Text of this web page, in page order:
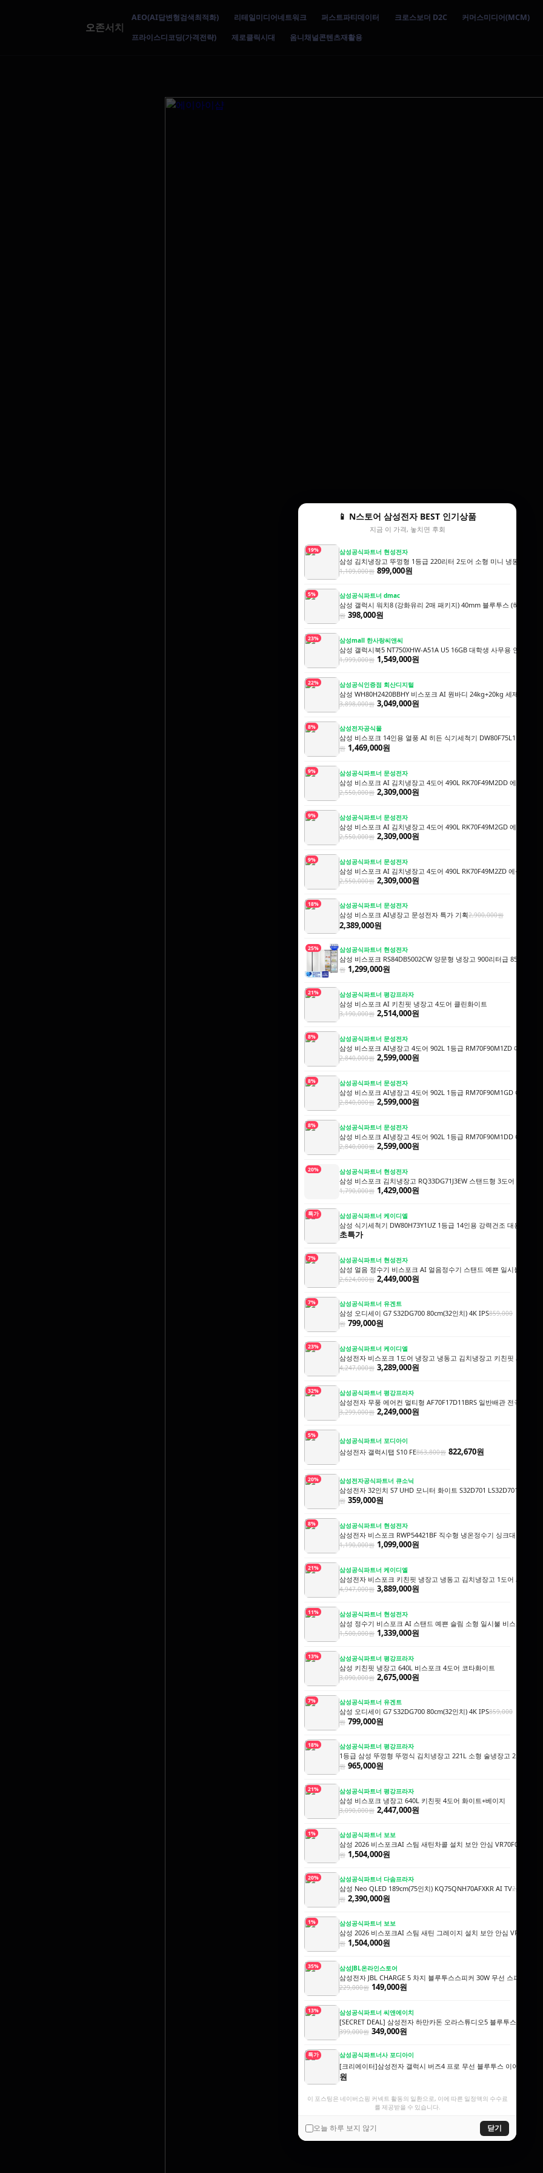
📱 N스토어 삼성전자 BEST 인기상품
지금 이 가격, 놓치면 후회
19% 삼성공식파트너 현성전자
삼성 김치냉장고 뚜껑형 1등급 220리터 2도어 소형 미니 냉동 1인 김치
1,109,000원 899,000원
5% 삼성공식파트너 dmac
삼성 갤럭시 워치8 (강화유리 2매 패키지) 40mm 블루투스 (히든코드)
원 398,000원
23% 삼성mall 한사랑씨앤씨
삼성 갤럭시북5 NT750XHW-A51A U5 16GB 대학생 사무용 인강용 학
1,999,000원 1,549,000원
22% 삼성공식인증점 회산디지털
삼성 WH80H2420BBHY 비스포크 AI 원바디 24kg+20kg 세제자동투입
3,898,000원 3,049,000원
8% 삼성전자공식몰
삼성 비스포크 14인용 열풍 AI 히든 식기세척기 DW80F75L1U01
원 1,469,000원
9% 삼성공식파트너 문성전자
삼성 비스포크 AI 김치냉장고 4도어 490L RK70F49M2DD 에센셜 다
2,550,000원 2,309,000원
9% 삼성공식파트너 문성전자
삼성 비스포크 AI 김치냉장고 4도어 490L RK70F49M2GD 에센셜 베
2,550,000원 2,309,000원
9% 삼성공식파트너 문성전자
삼성 비스포크 AI 김치냉장고 4도어 490L RK70F49M2ZD 에센셜 화
2,550,000원 2,309,000원
18% 삼성공식파트너 문성전자
삼성 비스포크 AI냉장고 문성전자 특가 기획2,900,000원
2,389,000원
25% 삼성공식파트너 현성전자
삼성 비스포크 RS84DB5002CW 양문형 냉장고 900리터급 852L
원 1,299,000원
21% 삼성공식파트너 평강프라자
삼성 비스포크 AI 키친핏 냉장고 4도어 클린화이트
3,190,000원 2,514,000원
8% 삼성공식파트너 문성전자
삼성 비스포크 AI냉장고 4도어 902L 1등급 RM70F90M1ZD 에센셜 화
2,840,000원 2,599,000원
8% 삼성공식파트너 문성전자
삼성 비스포크 AI냉장고 4도어 902L 1등급 RM70F90M1GD 에센셜 베
2,840,000원 2,599,000원
8% 삼성공식파트너 문성전자
삼성 비스포크 AI냉장고 4도어 902L 1등급 RM70F90M1DD 에센셜
2,840,000원 2,599,000원
20% 삼성공식파트너 현성전자
삼성 비스포크 김치냉장고 RQ33DG71J3EW 스탠드형 3도어 328L 김
1,790,000원 1,429,000원
특가 삼성공식파트너 케이디엘
삼성 식기세척기 DW80H73Y1UZ 1등급 14인용 강력건조 대용량 AI 맞
초특가
7% 삼성공식파트너 현성전자
삼성 얼음 정수기 비스포크 AI 얼음정수기 스탠드 예쁜 일시불 비스코
2,624,000원 2,449,000원
7% 삼성공식파트너 유겐트
삼성 오디세이 G7 S32DG700 80cm(32인치) 4K IPS859,000
원 799,000원
23% 삼성공식파트너 케이디엘
삼성전자 비스포크 1도어 냉장고 냉동고 김치냉장고 키친핏 세트
4,247,000원 3,289,000원
32% 삼성공식파트너 평강프라자
삼성전자 무풍 에어컨 멀티형 AF70F17D11BRS 일반배관 전국, 기본설
3,299,000원 2,249,000원
5%
삼성공식파트너 포디아이
삼성전자 갤럭시탭 S10 FE863,800원 822,670원
20% 삼성전자공식파트너 큐소닉
삼성전자 32인치 S7 UHD 모니터 화이트 S32D701 LS32D701EAKXKR
원 359,000원
8% 삼성공식파트너 현성전자
삼성전자 비스포크 RWP54421BF 직수형 냉온정수기 싱크대 빌트인
1,190,000원 1,099,000원
21% 삼성공식파트너 케이디엘
삼성전자 비스포크 키친핏 냉장고 냉동고 김치냉장고 1도어 세트 오
4,947,000원 3,889,000원
11% 삼성공식파트너 현성전자
삼성 정수기 비스포크 AI 스탠드 예쁜 슬림 소형 일시불 비스코프 직수
1,500,000원 1,339,000원
13% 삼성공식파트너 평강프라자
삼성 키친핏 냉장고 640L 비스포크 4도어 코타화이트
3,090,000원 2,675,000원
7% 삼성공식파트너 유겐트
삼성 오디세이 G7 S32DG700 80cm(32인치) 4K IPS859,000
원 799,000원
18% 삼성공식파트너 평강프라자
1등급 삼성 뚜껑형 뚜껑식 김치냉장고 221L 소형 술냉장고 2도어 세레
원 965,000원
21% 삼성공식파트너 평강프라자
삼성 비스포크 냉장고 640L 키친핏 4도어 화이트+베이지
3,090,000원 2,447,000원
1% 삼성공식파트너 보보
삼성 2026 비스포크AI 스팀 새틴차콜 설치 보안 안심 VR70F00AGH
원 1,504,000원
20% 삼성공식파트너 다솜프라자
삼성 Neo QLED 189cm(75인치) KQ75QNH70AFXKR AI TV2,990,000
원 2,390,000원
1% 삼성공식파트너 보보
삼성 2026 비스포크AI 스팀 새틴 그레이지 설치 보안 안심
원 1,504,000원
35% 삼성JBL온라인스토어
삼성전자 JBL CHARGE 5 차지 블루투스스피커 30W 무선 스피커
229,000원 149,000원
13% 삼성공식파트너 씨앤에이치
[SECRET DEAL] 삼성전자 하만카돈 오라스튜디오5 블루투스스피커
399,000원 349,000원
특가 삼성공식파트너사 포디아이
[크리에이터]삼성전자 갤럭시 버즈4 프로 무선 블루투스 이어폰 ANC
원
이 포스팅은 네이버쇼핑 커넥트 활동의 일환으로, 이에 따른 일정액의 수수료
를 제공받을 수 있습니다.
오늘 하루 보지 않기 닫기
오존서치
AEO(AI답변형검색최적화) 리테일미디어네트워크 퍼스트파티데이터 크로스보더 D2C 커머스미디어(MCM)
프라이스디코딩(가격전략)
제로클릭시대 옴니채널콘텐츠재활용